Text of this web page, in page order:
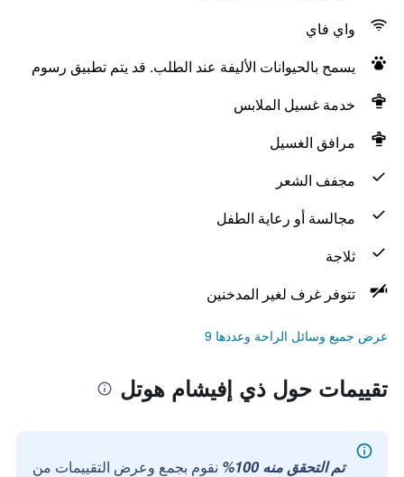
واي فاي
يسمح بالحيوانات الأليفة عند الطلب. قد يتم تطبيق رسوم
خدمة غسيل الملابس
مرافق الغسيل
مجفف الشعر
مجالسة أو رعاية الطفل
ثلاجة
تتوفر غرف لغير المدخنين
عرض جميع وسائل الراحة وعددها 9
تقييمات حول ذي إفيشام هوتل
تم التحقق منه 100% نقوم بجمع وعرض التقييمات من